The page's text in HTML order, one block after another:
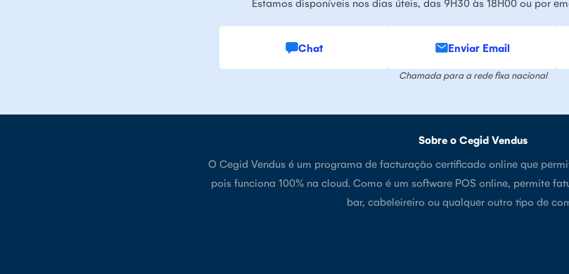
Chat Enviar Email
Chamada para a rede fixa nacional
Sobre o Cegid Vendus
O Cegid Vendus é um programa de facturação certificado online que
pois funciona 100% na cloud. Como é um software POS online, permite
bar, cabeleireiro ou qualquer outro tipo de